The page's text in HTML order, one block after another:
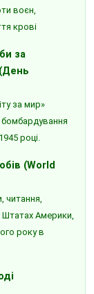
воєн,
крові
за
за мир»
бомбардування
році.
(World
читання,
Штатах Америки,
року в